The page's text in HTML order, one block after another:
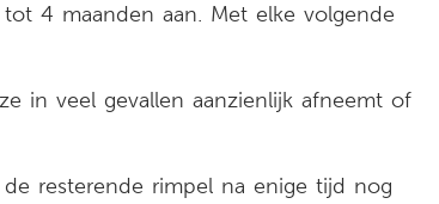
4 maanden aan. Met elke volgende
in veel gevallen aanzienlijk afneemt of
resterende rimpel na enige tijd nog